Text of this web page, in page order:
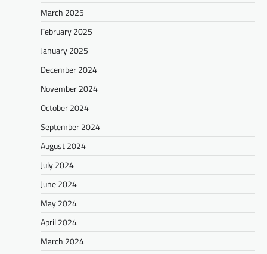
March 2025
February 2025
January 2025
December 2024
November 2024
October 2024
September 2024
August 2024
July 2024
June 2024
May 2024
April 2024
March 2024